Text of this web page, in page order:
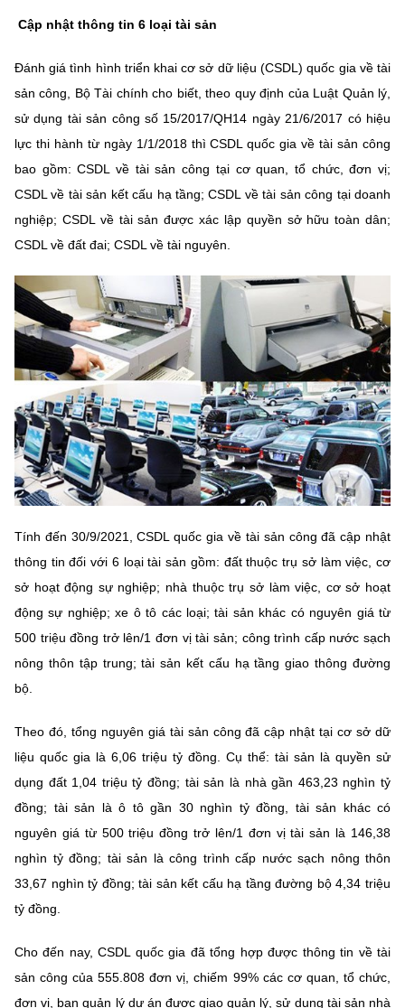
Tiêu chuẩn, đo lường, chất lượng
Tin tổng hợp
Tin địa phương
Khoa học và Công nghệ
Đổi mới sáng tạo
Chuyển đổi số
Bưu chính, Viễn thông
Sở hữu trí tuệ
Tiêu chuẩn, đo lường, chất lượng
Năng lượng nguyên tử
Multimedia
THƯ ĐIỆN TỬ
Khác
Videos
Infographic
Ảnh
Nhiệm vụ trọng tâm
Chọn ngôn ngữ
Vietnamese English
BỘ KHOA HỌC VÀ CÔNG NGHỆ
MINISTRY OF SCIENCE AND TECHNOLOGY
Giám đốc Trung tâm Truyền thông Khoa học và Công nghệ.
Liên hệ
Địa chỉ: Ban Biên tập Cổng TTĐT - 18 Nguyễn Du, TP. Hà Nội
Điện thoại: 024 3936 9506
©2026 Bản quyền thuộc Bộ Khoa Học và Công Nghệ
(Ghi rõ nguồn "https://mst.gov.vn" khi phát hành lại thông tin từ
website này)
Cập nhật thông tin 6 loại tài sản
Đánh giá tình hình triển khai cơ sở dữ liệu (CSDL) quốc gia về tài
sản công, Bộ Tài chính cho biết, theo quy định của Luật Quản lý,
sử dụng tài sản công số 15/2017/QH14 ngày 21/6/2017 có hiệu
lực thi hành từ ngày 1/1/2018 thì CSDL quốc gia về tài sản công
bao gồm: CSDL về tài sản công tại cơ quan, tổ chức, đơn vị;
CSDL về tài sản kết cấu hạ tầng; CSDL về tài sản công tại doanh
nghiệp; CSDL về tài sản được xác lập quyền sở hữu toàn dân;
CSDL về đất đai; CSDL về tài nguyên.
Tính đến 30/9/2021, CSDL quốc gia về tài sản công đã cập nhật
thông tin đối với 6 loại tài sản gồm: đất thuộc trụ sở làm việc, cơ
sở hoạt động sự nghiệp; nhà thuộc trụ sở làm việc, cơ sở hoạt
động sự nghiệp; xe ô tô các loại; tài sản khác có nguyên giá từ
500 triệu đồng trở lên/1 đơn vị tài sản; công trình cấp nước sạch
nông thôn tập trung; tài sản kết cấu hạ tầng giao thông đường
bộ.
Theo đó, tổng nguyên giá tài sản công đã cập nhật tại cơ sở dữ
liệu quốc gia là 6,06 triệu tỷ đồng. Cụ thể: tài sản là quyền sử
dụng đất 1,04 triệu tỷ đồng; tài sản là nhà gần 463,23 nghìn tỷ
đồng; tài sản là ô tô gần 30 nghìn tỷ đồng, tài sản khác có
nguyên giá từ 500 triệu đồng trở lên/1 đơn vị tài sản là 146,38
nghìn tỷ đồng; tài sản là công trình cấp nước sạch nông thôn
33,67 nghìn tỷ đồng; tài sản kết cấu hạ tầng đường bộ 4,34 triệu
tỷ đồng.
Cho đến nay, CSDL quốc gia đã tổng hợp được thông tin về tài
sản công của 555.808 đơn vị, chiếm 99% các cơ quan, tổ chức,
đơn vị, ban quản lý dự án được giao quản lý, sử dụng tài sản nhà